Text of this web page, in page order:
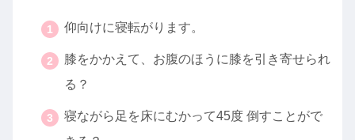
仰向けに寝転がります。
膝をかかえて、お腹のほうに膝を引き寄せられ
る？
寝ながら足を床にむかって45度 倒すことがで